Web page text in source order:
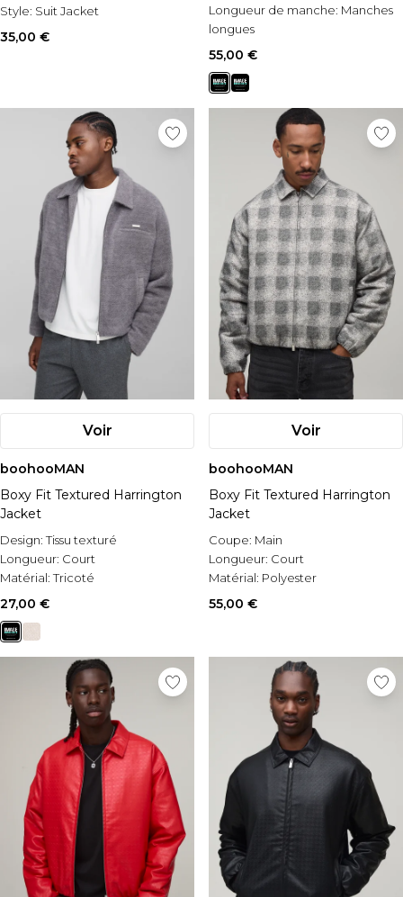
Style: Suit Jacket
35,00 €
Longueur de manche: Manches
longues
Occasion:
55,00 €
Voir
boohooMAN
Boxy Fit Textured Harrington
Jacket
Design:Tissu texturé
Longueur: Court
Matérial:Tricoté
27,00 €
Voir
boohooMAN
Boxy Fit Textured Harrington
Jacket
Coupe: Main
Longueur: Court
Matérial: Polyester
55,00 €